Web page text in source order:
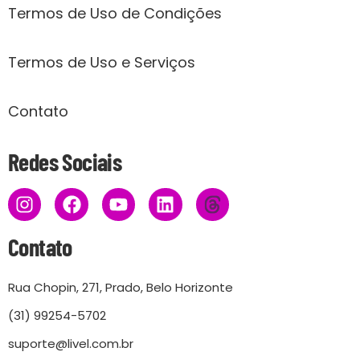
Termos de Uso de Condições
Termos de Uso e Serviços
Contato
Redes Sociais
Contato
Rua Chopin, 271, Prado, Belo Horizonte
(31) 99254-5702
suporte@livel.com.br